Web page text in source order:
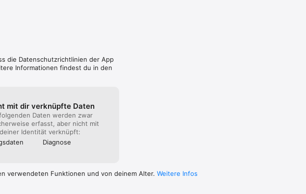
die Datenschutz­richtlinien der App
Informationen findest du in den
mit dir verknüpfte Daten
Daten werden zwar
erfasst, aber nicht mit
deiner Identität verknüpft:
Diagnose
verwendeten Funktionen und von deinem Alter. Weitere Infos